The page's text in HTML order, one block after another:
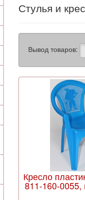
Стулья и
Вывод товаров:
Кресло
811-160-0055,